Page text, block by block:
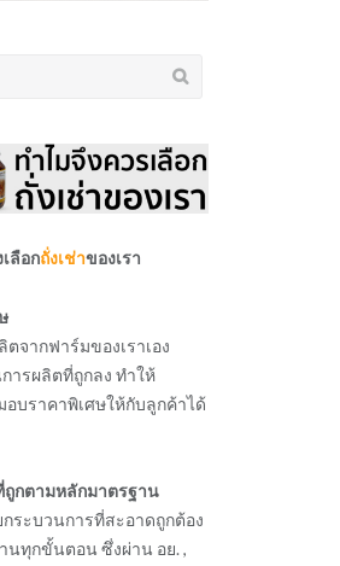
ลือกถั่งเช่าของเรา
ตจากฟาร์มของเราเอง
ารผลิตที่ถูกลง ทำให้
อบราคาพิเศษให้กับลูกค้าได้
ถูกตามหลักมาตรฐาน
กระบวนการที่สะอาดถูกต้อง
นทุกขั้นตอน ซึ่งผ่าน อย. ,